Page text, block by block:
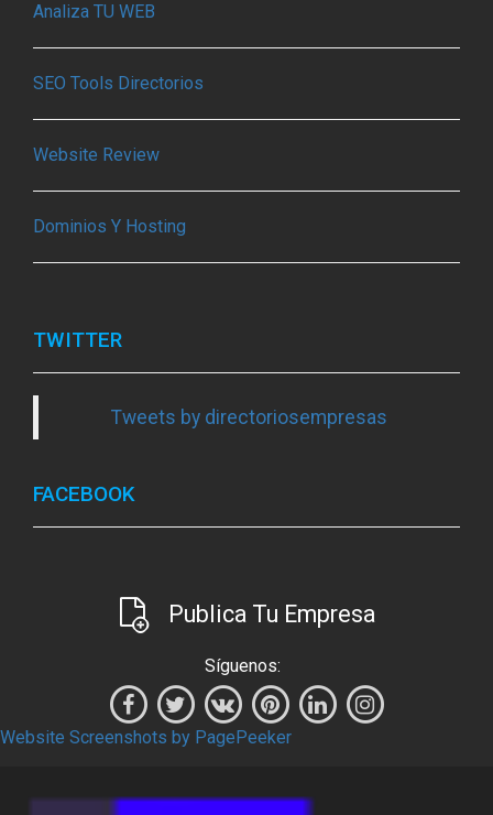
Analiza TU WEB
SEO Tools Directorios
Website Review
Dominios Y Hosting
TWITTER
Tweets by directoriosempresas
FACEBOOK
Publica Tu Empresa
Síguenos:
Website Screenshots by PagePeeker